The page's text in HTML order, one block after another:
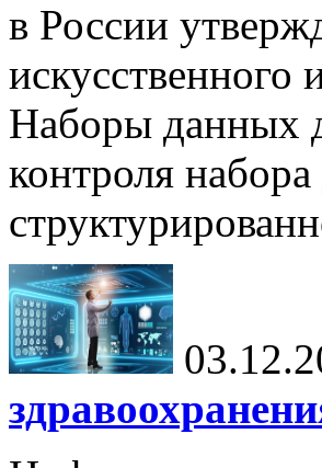
в России
искусственного
Наборы данных
контроля